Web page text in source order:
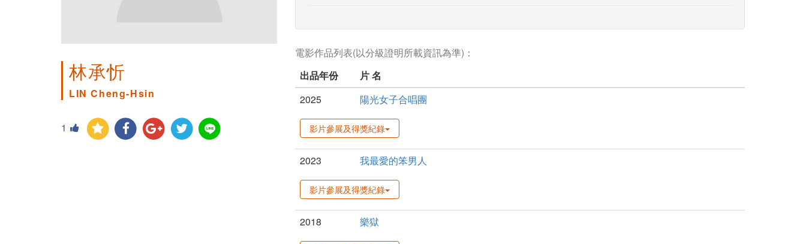
林承忻
LIN Cheng-Hsin
1
電影作品列表(以分級證明所載資訊為準)：
出品年份
片 名
2025
陽光女子合唱團
影片參展及得獎紀錄
2023 我最愛的笨男人
影片參展及得獎紀錄
2018 樂獄